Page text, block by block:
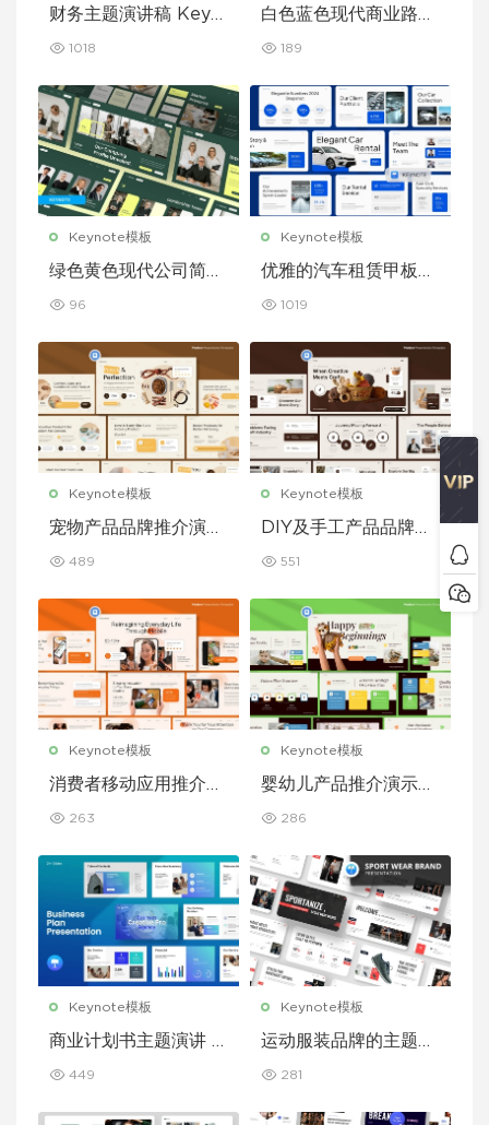
财务主题演讲稿 Keyn
1018
白色蓝色现代商业路演
板
189
Keynote模板
绿色黄色现代公司简介
96
Keynote模板
优雅的汽车租赁甲板主
1019
Keynote模板
宠物产品品牌推介演示
e 模板
489
Keynote模板
DIY及手工产品品牌推
eynote 模板
551
Keynote模板
消费者移动应用推介演
ote 模板
263
Keynote模板
婴幼儿产品推介演示文
模板
286
Keynote模板
商业计划书主题演讲 K
449
Keynote模板
运动服装品牌的主题演
281